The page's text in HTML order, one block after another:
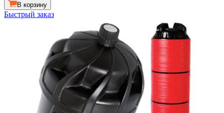
В корзину
Быстрый заказ